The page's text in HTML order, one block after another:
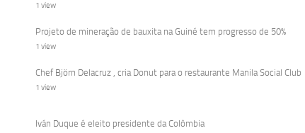
1 view
Projeto de mineração de bauxita na Guiné tem progresso de 50%
1 view
Chef Björn Delacruz , cria Donut para o restaurante Manila Social Club
1 view
Iván Duque é eleito presidente da Colômbia